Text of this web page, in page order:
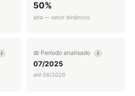
50%
alta — setor dinâmico
i 📅 Período analisado i
07/2025
até 06/2026